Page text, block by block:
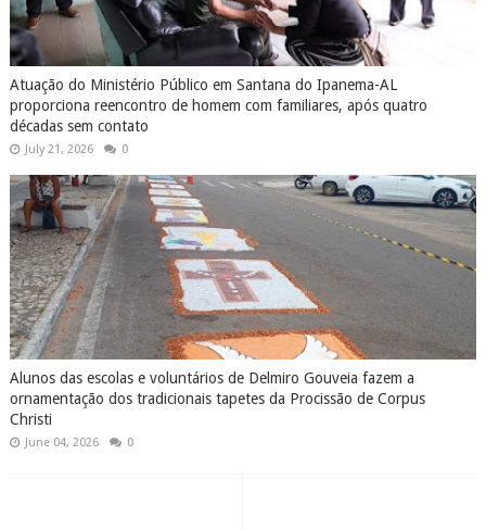
Atuação do Ministério Público em Santana do Ipanema-AL
proporciona reencontro de homem com familiares, após quatro
décadas sem contato
July 21, 2026 0
Alunos das escolas e voluntários de Delmiro Gouveia fazem a
ornamentação dos tradicionais tapetes da Procissão de Corpus
Christi
June 04, 2026 0